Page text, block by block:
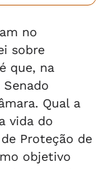
no
sobre
que, na
Qual a
vida do
Proteção de
objetivo